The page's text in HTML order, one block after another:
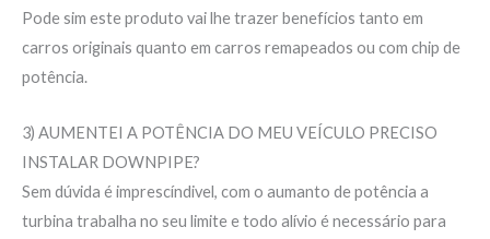
Pode sim este produto vai lhe trazer benefícios tanto em
carros originais quanto em carros remapeados ou com chip de
potência.
3) AUMENTEI A POTÊNCIA DO MEU VEÍCULO PRECISO
INSTALAR DOWNPIPE?
Sem dúvida é imprescíndivel, com o aumanto de potência a
turbina trabalha no seu limite e todo alívio é necessário para